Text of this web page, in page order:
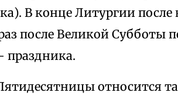
В конце Литургии после
после Великой Субботы
праздника.
относится